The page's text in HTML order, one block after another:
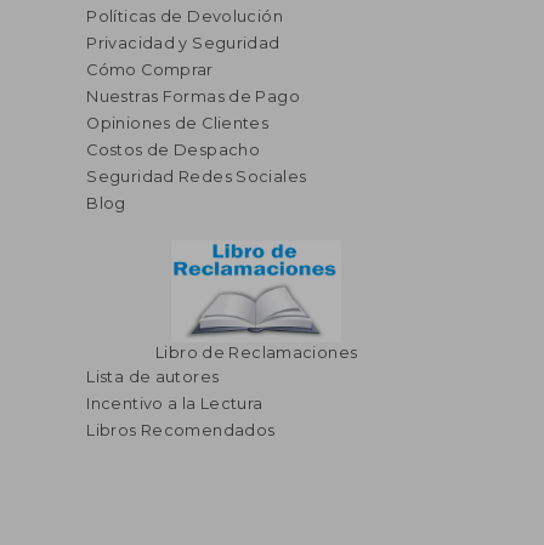
55%
dcto. S/ 98,17
Políticas de Devolución
Privacidad y Seguridad
Cómo Comprar
Nuestras Formas de Pago
Opiniones de Clientes
Costos de Despacho
Seguridad Redes Sociales
Blog
Libro de Reclamaciones
Lista de autores
Incentivo a la Lectura
Libros Recomendados